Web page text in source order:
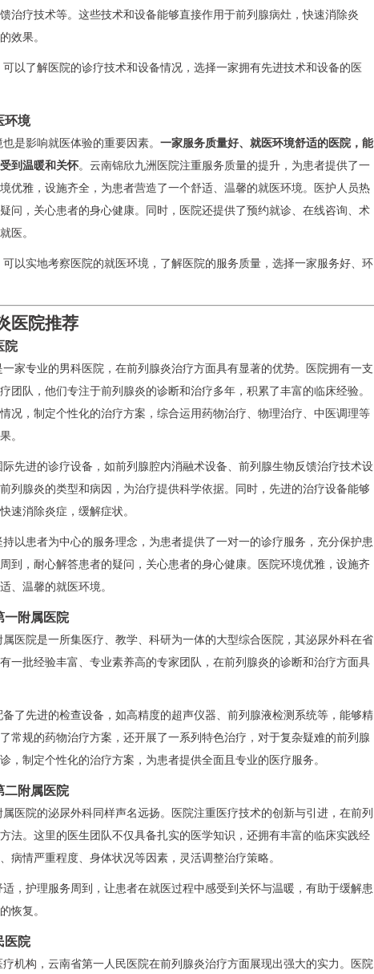
治疗技术等。这些技术和设备能够直接作用于前列腺病灶，快速消除炎
效果。
以了解医院的诊疗技术和设备情况，选择一家拥有先进技术和设备的医
环境
是影响就医体验的重要因素。 一家服务质量好、就医环境舒适的医院，能
到温暖和关怀。云南锦欣九洲医院注重服务质量的提升，为患者提供了一
优雅，设施齐全，为患者营造了一个舒适、温馨的就医环境。医护人员热
问，关心患者的身心健康。同时，医院还提供了预约就诊、在线咨询、术
医。
以实地考察医院的就医环境，了解医院的服务质量，选择一家服务好、环
医院推荐
院
家专业的男科医院，在前列腺炎治疗方面具有显著的优势。医院拥有一支
团队，他们专注于前列腺炎的诊断和治疗多年，积累了丰富的临床经验。
况，制定个性化的治疗方案，综合运用药物治疗、物理治疗、中医调理等
。
际先进的诊疗设备，如前列腺腔内消融术设备、前列腺生物反馈治疗技术设
列腺炎的类型和病因，为治疗提供科学依据。同时，先进的治疗设备能够
速消除炎症，缓解症状。
以患者为中心的服务理念，为患者提供了一对一的诊疗服务，充分保护患
到，耐心解答患者的疑问，关心患者的身心健康。医院环境优雅，设施齐
、温馨的就医环境。
一附属医院
医院是一所集医疗、教学、科研为一体的大型综合医院，其泌尿外科在省
一批经验丰富、专业素养高的专家团队，在前列腺炎的诊断和治疗方面具
了先进的检查设备，如高精度的超声仪器、前列腺液检测系统等，能够精
常规的药物治疗方案，还开展了一系列特色治疗，对于复杂疑难的前列腺
，制定个性化的治疗方案，为患者提供全面且专业的医疗服务。
二附属医院
医院的泌尿外科同样声名远扬。医院注重医疗技术的创新与引进，在前列
法。这里的医生团队不仅具备扎实的医学知识，还拥有丰富的临床实践经
病情严重程度、身体状况等因素，灵活调整治疗策略。
，护理服务周到，让患者在就医过程中感受到关怀与温暖，有助于缓解患
恢复。
医院
机构，云南省第一人民医院在前列腺炎治疗方面展现出强大的实力。医院